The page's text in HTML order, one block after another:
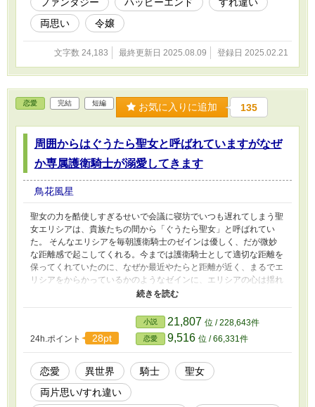
ファンタジー ハッピーエンド
すれ違い
両思い
令嬢
文字数 24,183 最終更新日 2025.08.09 登録日 2025.02.21
恋愛 完結 短編 お気に入りに追加 135
周囲からはぐうたら聖女と呼ばれていますがなぜ
か専属護衛騎士が溺愛してきます
鳥花風星
聖女の力を酷使しすぎるせいで会議に寝坊でいつも遅れてしまう聖
女エリシアは、貴族たちの間から「ぐうたら聖女」と呼ばれてい
た。 そんなエリシアを毎朝護衛騎士のゼインは優しく、だが微妙
な距離感で起こしてくれる。今までは護衛騎士として適切な距離を
保ってくれていたのに、なぜか最近やたらと距離が近く、まるでエ
リシアをからかっているかのようなゼインに、エリシアの心は揺れ
動いて仕方がない。 そんなある日、エリシアはゼインに縁談が来
ていること、ゼインが頑なにそれを拒否していることを知る。貴族
たちに、ゼインが縁談を断るのは聖女の護衛騎士をしているからだ
と言われ、ゼインを解放してやれと言われてしまう。 ゼインに幸
せになってほしいと願うエリシアは、ゼインを護衛騎士から解任し
ようとするが……。 「俺を手放そうとするなんて二度と思わせま
せんよ」 聖女への思いが激重すぎる護衛騎士と、そんな護衛騎士
を本当はずっと好きだった聖女の、じれじれ両片思いのラブストー
リー。
24h.ポイント 28pt
小説 21,807 位 / 228,643件
恋愛 9,516 位 / 66,331件
恋愛 異世界 騎士
聖女
両片思い/すれ違い